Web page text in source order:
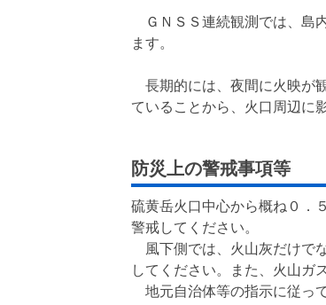
ＧＮＳＳ連続観測では、島
ます。
長期的には、夜間に火映が
ていることから、火口周辺に
防災上の警戒事項等
硫黄岳火口中心から概ね０．
警戒してください。
風下側では、火山灰だけで
してください。また、火山ガ
地元自治体等の指示に従っ